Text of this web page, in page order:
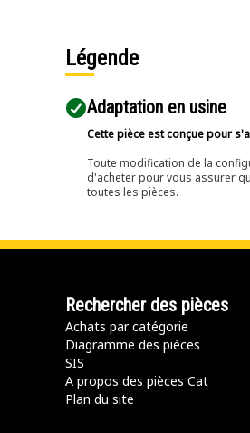
Légende
Adaptation en usine
Cette pièce est conçue pour
Toute modification de la
d'acheter pour vous assurer
toutes les pièces.
Rechercher des pièces
Achats par catégorie
Diagramme des pièces
SIS
A propos des pièces Cat
Plan du site